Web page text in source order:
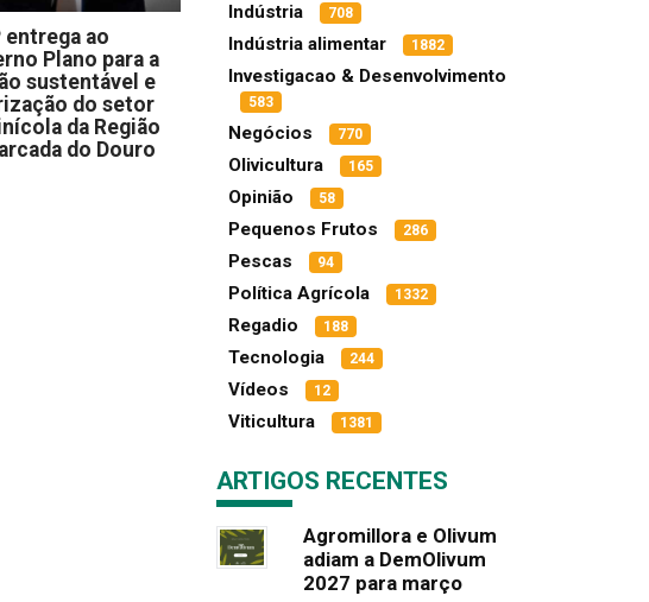
entrega ao
Plano para a
sustentável e
do setor
da Região
do Douro
Indústria 708
Indústria alimentar 1882
Investigacao & Desenvolvimento
583
Negócios 770
Olivicultura 165
Opinião 58
Pequenos Frutos 286
Pescas 94
Política Agrícola 1332
Regadio 188
Tecnologia 244
Vídeos 12
Viticultura 1381
ARTIGOS RECENTES
Agromillora e Olivum
adiam a DemOlivum
2027 para março